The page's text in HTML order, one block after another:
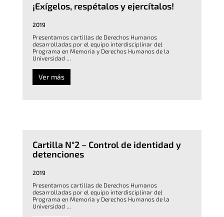
¡Exígelos, respétalos y ejercítalos!
2019
Presentamos cartillas de Derechos Humanos
desarrolladas por el equipo interdisciplinar del
Programa en Memoria y Derechos Humanos de la
Universidad ...
Ver más
Cartilla N°2 – Control de identidad y
detenciones
2019
Presentamos cartillas de Derechos Humanos
desarrolladas por el equipo interdisciplinar del
Programa en Memoria y Derechos Humanos de la
Universidad ...